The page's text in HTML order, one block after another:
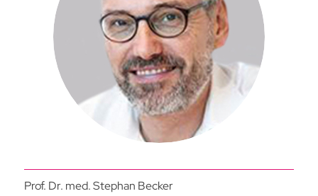
Prof. Dr. med. Stephan Becker